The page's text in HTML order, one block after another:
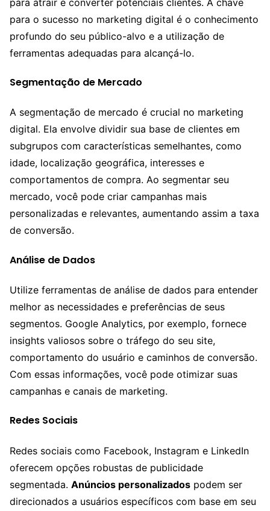
para o sucesso no marketing digital é o conhecimento
profundo do seu público-alvo e a utilização de
ferramentas adequadas para alcançá-lo.
Segmentação de Mercado
A segmentação de mercado é crucial no marketing
digital. Ela envolve dividir sua base de clientes em
subgrupos com características semelhantes, como
idade, localização geográfica, interesses e
comportamentos de compra. Ao segmentar seu
mercado, você pode criar campanhas mais
personalizadas e relevantes, aumentando assim a taxa
de conversão.
Análise de Dados
Utilize ferramentas de análise de dados para entender
melhor as necessidades e preferências de seus
segmentos. Google Analytics, por exemplo, fornece
insights valiosos sobre o tráfego do seu site,
comportamento do usuário e caminhos de conversão.
Com essas informações, você pode otimizar suas
campanhas e canais de marketing.
Redes Sociais
Redes sociais como Facebook, Instagram e LinkedIn
oferecem opções robustas de publicidade
segmentada. Anúncios personalizados podem ser
direcionados a usuários específicos com base em seu